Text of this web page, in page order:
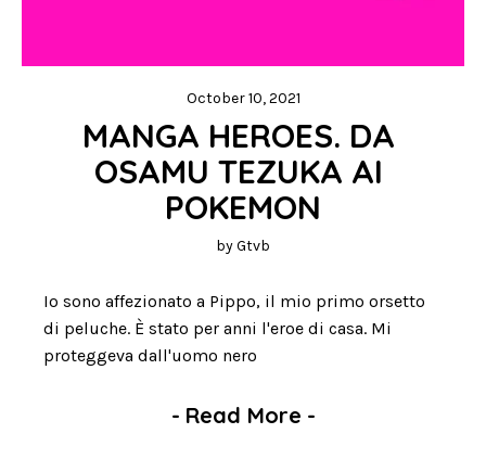
October 10, 2021
MANGA HEROES. DA
OSAMU TEZUKA AI
POKEMON
byGtvb
Io sono affezionato a Pippo, il mio primo orsetto
di peluche. È stato per anni l'eroe di casa. Mi
proteggeva dall'uomo nero
- Read More -